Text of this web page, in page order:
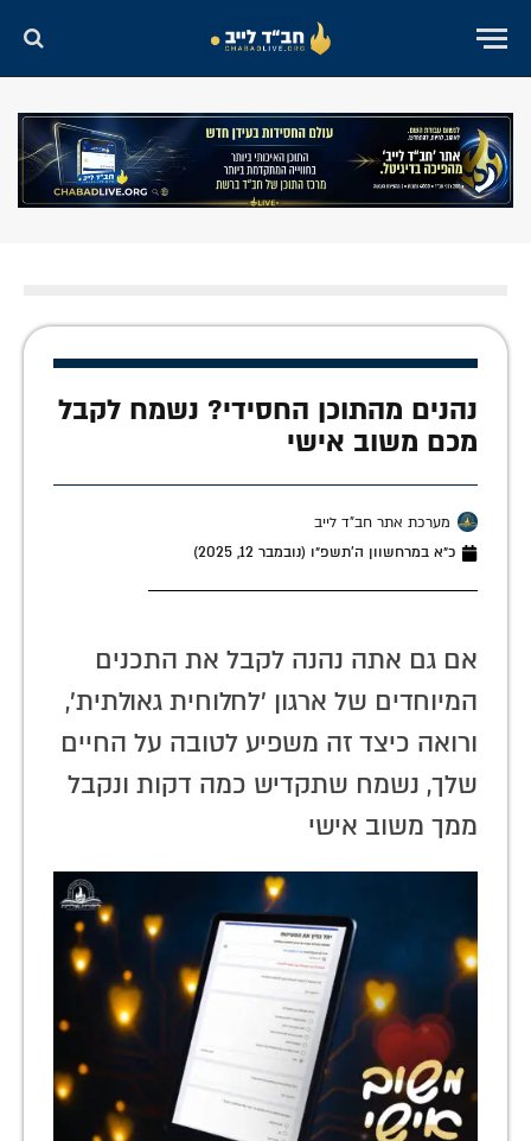
נהנים מהתוכן החסידי? נשמח לקבל
מכם משוב אישי
מערכת אתר חב"ד לייב
כ״א במרחשוון ה׳תשפ״ו (נובמבר 12, 2025)
אם גם אתה נהנה לקבל את התכנים
המיוחדים של ארגון 'לחלוחית גאולתית',
ורואה כיצד זה משפיע לטובה על החיים
שלך, נשמח שתקדיש כמה דקות ונקבל
ממך משוב אישי